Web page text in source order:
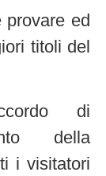
provare ed
titoli del
di
della
i visitatori